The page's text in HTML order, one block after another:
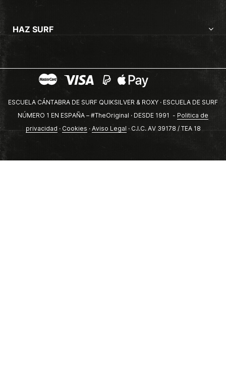
HAZ SURF
ESCUELA CÁNTABRA DE SURF QUIKSILVER & ROXY · ESCUELA DE SURF
NÚMERO 1 EN ESPAÑA – #TheOriginal · DESDE 1991 - Politica de
privacidad · Cookies · Aviso Legal · C.I.C. AV 39178 / TEA 18